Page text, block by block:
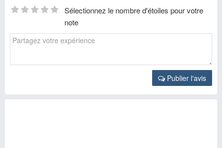
Sélectionnez le nombre d'étoiles pour votre
note
Publier l'avis